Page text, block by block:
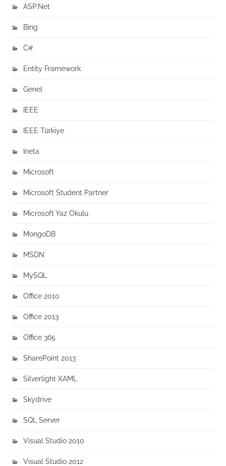
ASP.Net
Bing
C#
Entity Framework
Genel
IEEE
IEEE Türkiye
Ineta
Microsoft
Microsoft Student Partner
Microsoft Yaz Okulu
MongoDB
MSDN
MySQL
Office 2010
Office 2013
Office 365
SharePoint 2013
Silverlight XAML
Skydrive
SQL Server
Visual Studio 2010
Visual Studio 2012